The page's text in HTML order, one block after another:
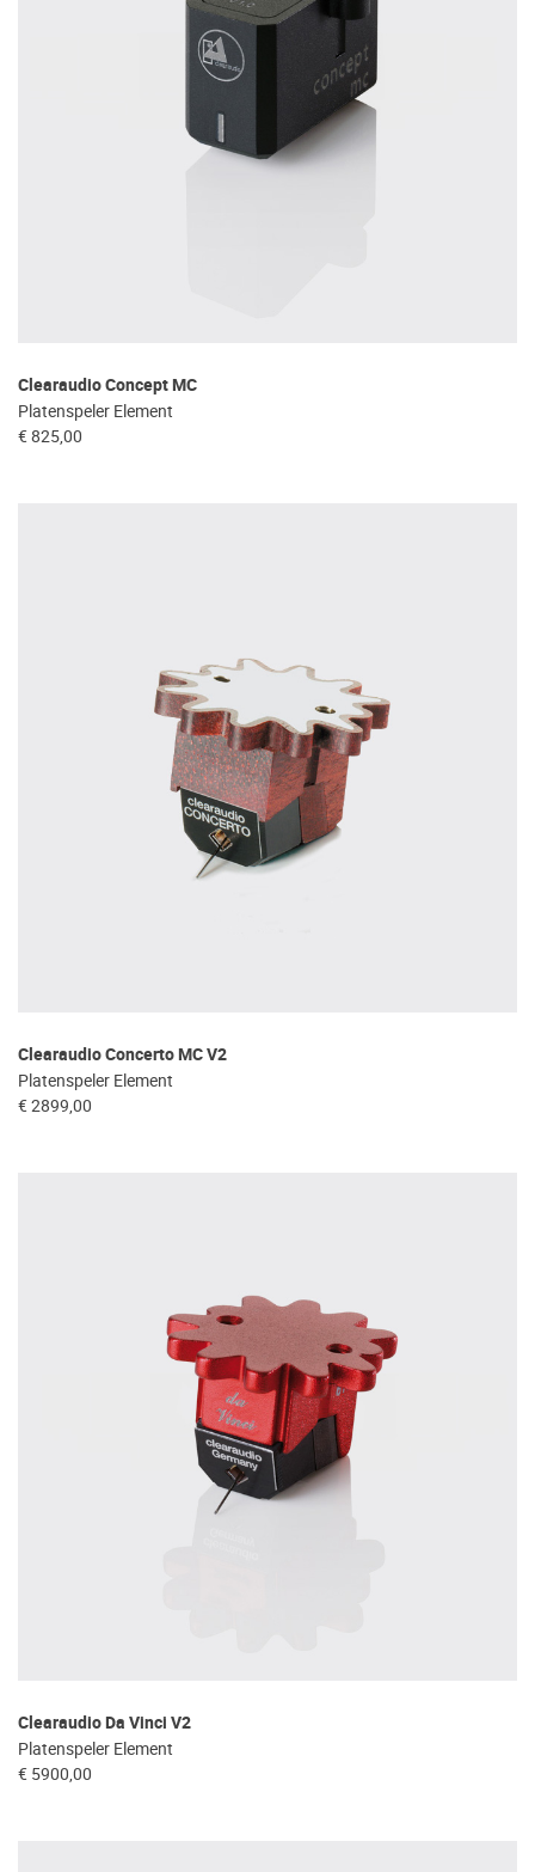
Clearaudio Concept MC
Platenspeler Element
€ 825,00
Clearaudio Concerto MC V2
Platenspeler Element
€ 2899,00
Clearaudio Da Vinci V2
Platenspeler Element
€ 5900,00